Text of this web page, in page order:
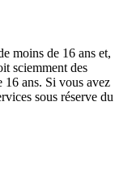
moins de 16 ans et,
sciemment des
16 ans. Si vous avez
sous réserve du